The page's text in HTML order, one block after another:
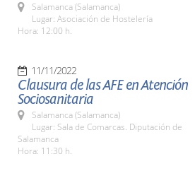
Salamanca (Salamanca)
Lugar: Asociación de Hostelería
Hora: 12:00 h.
11/11/2022
Clausura de las AFE en Atención
Sociosanitaria
Salamanca (Salamanca)
Lugar: Sala de Comarcas. Diputación de
Salamanca
Hora: 11:30 h.